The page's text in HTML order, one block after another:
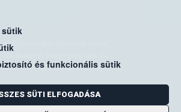
sütik
és funkcionális sütik
SÜTI ELFOGADÁSA
Élelmiszerlánc-biztonsági Hivatal
cím: 1525 Budapest. Pf. 30.
ugyfelszolgalat@nebih.gov.hu